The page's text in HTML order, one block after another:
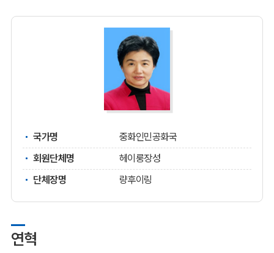
국가명
중화인민공화국
회원단체명
헤이룽장성
단체장명
량후이링
연혁